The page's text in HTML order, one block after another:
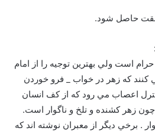
حاصل شود.
است ولي بهترين توجيه را از امام
کنند که زهر در خواب _ فرو خوردن
اعصاب مي رود که از کف انسان
زهر کشنده و تلخ و ناگوار است.
. برخي ديگر از معبران نوشته اند که